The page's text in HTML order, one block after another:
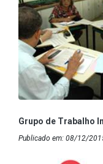
Grupo de Trabalho
Publicado em: 08/12/